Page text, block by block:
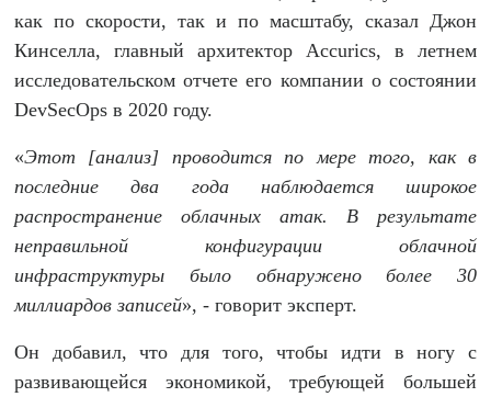
как по скорости, так и по масштабу, сказал Джон
Кинселла, главный архитектор Accurics, в летнем
исследовательском отчете его компании о состоянии
DevSecOps в 2020 году.
«Этот [анализ] проводится по мере того, как в
последние два года наблюдается широкое
распространение облачных атак. В результате
неправильной конфигурации облачной
инфраструктуры было обнаружено более 30
миллиардов записей», - говорит эксперт.
Он добавил, что для того, чтобы идти в ногу с
развивающейся экономикой, требующей большей